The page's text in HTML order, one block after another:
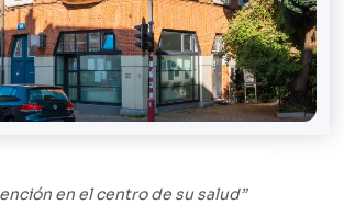
en el centro de su salud”